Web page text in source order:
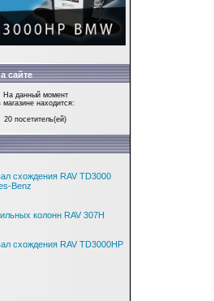
сайте
На данный момент
магазине находится:
20 посетитель(ей)
схождения RAV TD3000
Benz
колонн RAV 307H
схождения RAV TD3000HP